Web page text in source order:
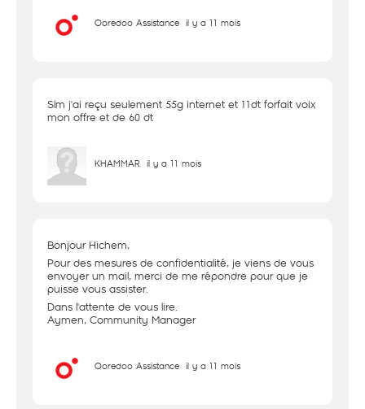
Ooredoo Assistance il y a 11 mois
Slm j'ai reçu seulement 55g internet et 11dt forfait voix
mon offre et de 60 dt
KHAMMAR il y a 11 mois
Bonjour Hichem,
Pour des mesures de confidentialité, je viens de vous
envoyer un mail, merci de me répondre pour que je
puisse vous assister.
Dans l'attente de vous lire.
Aymen, Community Manager
Ooredoo Assistance il y a 11 mois